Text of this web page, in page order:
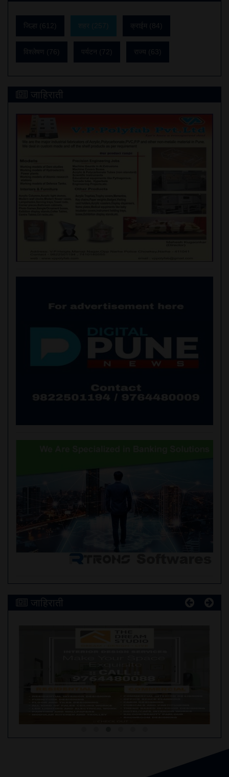
जिल्हा (612) क्राईम (84)
विश्लेषण (76) पर्यटन (72) राज्य (63)
जाहिराती
जाहिराती